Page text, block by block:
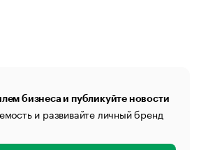
бизнеса и публикуйте новости
и развивайте личный бренд